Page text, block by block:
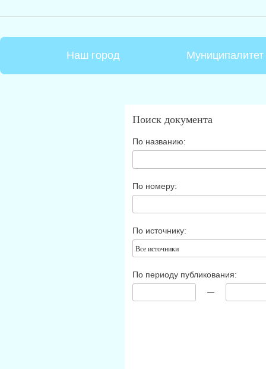
Наш город Муниципалитет
Поиск документа
По названию:
По номеру:
По источнику:
Все источники
По периоду публикования:
—